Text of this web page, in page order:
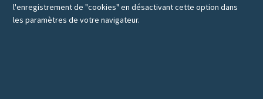
l'enregistrement de "cookies" en désactivant cette option dans
les paramètres de votre navigateur.